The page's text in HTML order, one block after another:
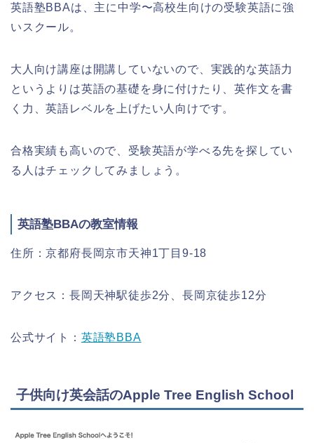
英語塾BBAは、主に中学〜高校生向けの受験英語に強
いスクール。
大人向け講座は開講していないので、実践的な英語力
というよりは英語の基礎を身に付けたり、英作文を書
く力、英語レベルを上げたい人向けです。
合格実績も高いので、受験英語が学べる先を探してい
る人はチェックしてみましょう。
英語塾BBAの教室情報
住所：京都府長岡京市天神1丁目9-18
アクセス：長岡天神駅徒歩2分、長岡京徒歩12分
公式サイト： 英語塾BBA
子供向け英会話のApple Tree English School